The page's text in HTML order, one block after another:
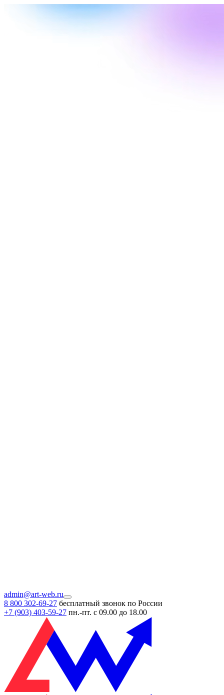
admin@art-web.ru
8 800 302-69-27 бесплатный звонок по России
+7 (903) 403-59-27 пн.-пт. с 09.00 до 18.00